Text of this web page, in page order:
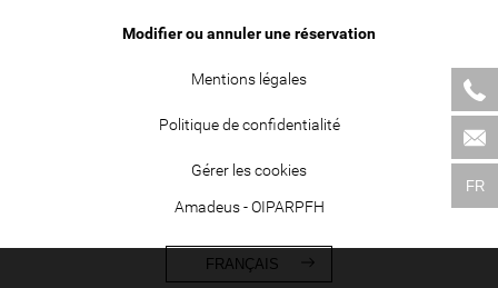
FR
Modifier ou annuler une réservation
Mentions légales
Politique de confidentialité
Gérer les cookies
Amadeus - OIPARPFH
FRANÇAIS